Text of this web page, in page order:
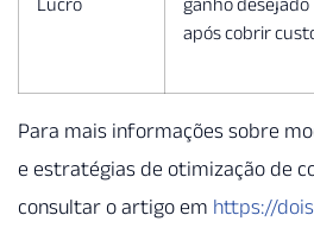
após cobrir
Para mais informações sobre
e estratégias de otimização de
consultar o artigo em https://